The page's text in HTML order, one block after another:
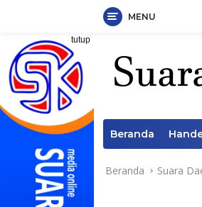
Langsung
konten
MENU
tutup
Beranda
Beranda Suara